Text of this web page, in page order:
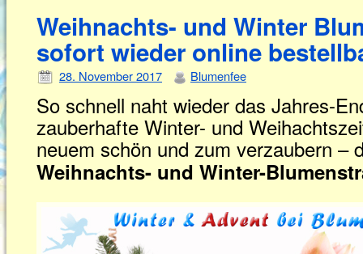
Weihnachts- und Winter
sofort wieder online
28. November 2017 Blumenfee
So schnell naht wieder das Jahres-
zauberhafte Winter- und
neuem schön und zum verzaubern –
Weihnachts- und Winter-